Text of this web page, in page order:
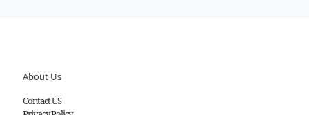
About Us
Contact US